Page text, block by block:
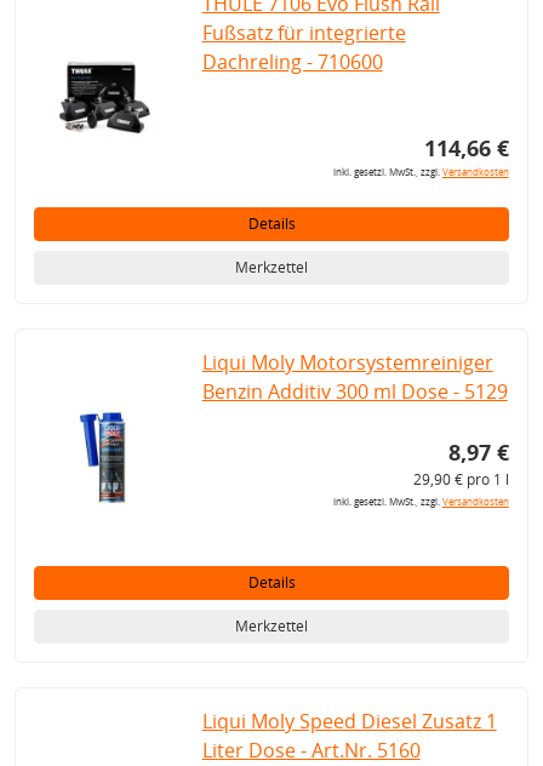
Fußsatz für integrierte
Dachreling - 710600
114,66 €
inkl. gesetzl. MwSt., zzgl.Versandkosten
Details
Merkzettel
Liqui Moly Motorsystemreiniger
Benzin Additiv 300 ml Dose - 5129
8,97 €
29,90 € pro 1 l
inkl. gesetzl. MwSt., zzgl.Versandkosten
Details
Merkzettel
Liqui Moly Speed Diesel Zusatz 1
Liter Dose - Art.Nr. 5160